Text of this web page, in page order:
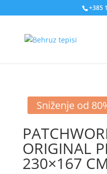
+385
Sniženje od
ORIGINAL
230×167 CM